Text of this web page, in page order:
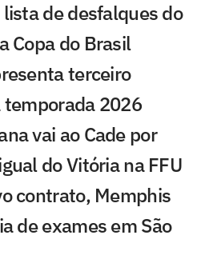
de desfalques do
Copa do Brasil
terceiro
2026
vai ao Cade por
do Vitória na FFU
contrato, Memphis
de exames em São